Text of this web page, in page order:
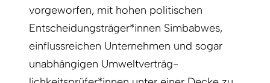
vorgeworfen, mit hohen politischen
Entscheidungsträger*innen Simbabwes,
einflussreichen Unternehmen und sogar
unabhängigen Umweltverträg-